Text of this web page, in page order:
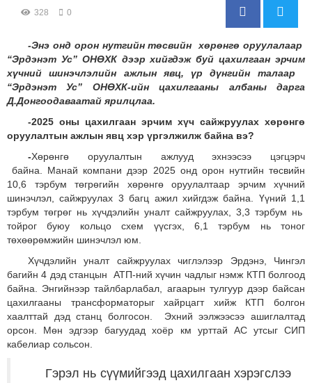
328 0
-Энэ онд орон нутгийн төсвийн хөрөнгө оруулалаар
“Эрдэнэт Ус” ОНӨХК дээр хийгдэж буй цахилгаан эрчим
хүчний шинэчлэлийн ажлын явц, үр дүнгийн талаар
“Эрдэнэт Ус” ОНӨХК-ийн цахилгааны албаны дарга
Д.Донгоодаваатай ярилцлаа.
-2025 оны цахилгаан эрчим хүч сайжруулах хөрөнгө
оруулалтын ажлын явц хэр үргэлжилж байна вэ?
-Хөрөнгө оруулалтын ажлууд эхнээсээ цэгцэрч
байна. Манай компани дээр 2025 онд орон нутгийн төсвийн
10,6 тэрбум төгрөгийн хөрөнгө оруулалтаар эрчим хүчний
шинэчлэл, сайжруулах 3 багц ажил хийгдэж байна. Үүний 1,1
тэрбум төгрөг нь хүчдэлийн уналт сайжруулах, 3,3 тэрбум нь
тойрог буюу кольцо схем үүсгэх, 6,1 тэрбум нь тоног
төхөөрөмжийн шинэчлэл юм.
Хүчдэлийн уналт сайжруулах чиглэлээр Эрдэнэ, Чингэл
багийн 4 дэд станцын АТП-ний хүчин чадлыг нэмж КТП болгоод
байна. Энгийнээр тайлбарлабал, агаарын тулгуур дээр байсан
цахилгааны трансформаторыг хайрцагт хийж КТП болгон
хаалттай дэд станц болгосон. Эхний ээлжээсээ ашиглалтад
орсон. Мөн эдгээр багуудад хоёр км урттай АС утсыг СИП
кабелиар сольсон.
Гэрэл нь сүүмийгээд цахилгаан хэрэгслээ